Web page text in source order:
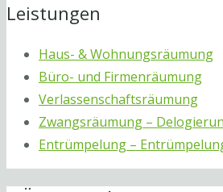
Leistungen
Haus- & Wohnungsräumung
Büro- und Firmenräumung
Verlassenschaftsräumung
Zwangsräumung –
Entrümpelung –